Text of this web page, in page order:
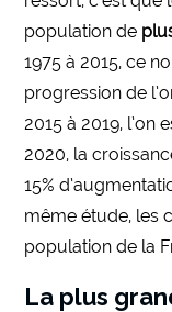
population de
1975 à 2015, ce
progression de
2015 à 2019, l’on
2020, la
15%
même étude, les
population de la
La plus